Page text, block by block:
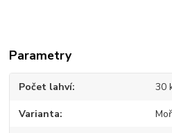
Parametry
Počet lahví 30
Varianta